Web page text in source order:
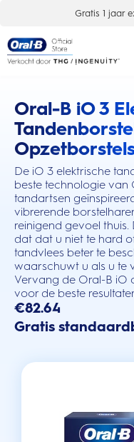
Oral-B iO 3
De iO 3 elektrische
beste technologie
tandartsen
vibrerende
reinigend gevoel
dat dat u niet te hard
tandvlees beter te
waarschuwt u als u te
Vervang de Oral-B iO
voor de beste
this action will scroll you to the
€82.64
Gratis